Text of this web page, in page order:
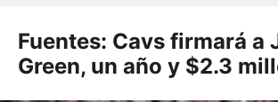
Fuentes: Cavs firmará a
Green, un año y $2.3